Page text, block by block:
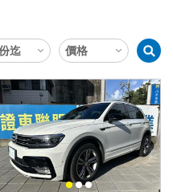
店家確認